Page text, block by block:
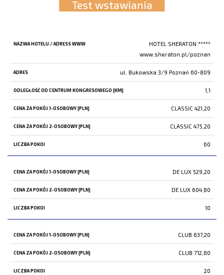
Test wstawiania
NAZWA HOTELU / ADRESS WWW
OD
CENTRUM
KONGRESOWEGO
1-
OSOBOWY
[PLN]
CENA
ZA
OSOBOWY
[PLN]
HOTEL SHERATON *****
www.sheraton.pl/poznan
ul. Bukowska 3/9 Poznań 60-809
1,1
CLASSIC 421,20
CLASSIC 475,20
60
DE LUX 529,20
DE LUX 604,80
10
CLUB 637,20
CLUB 712,80
20